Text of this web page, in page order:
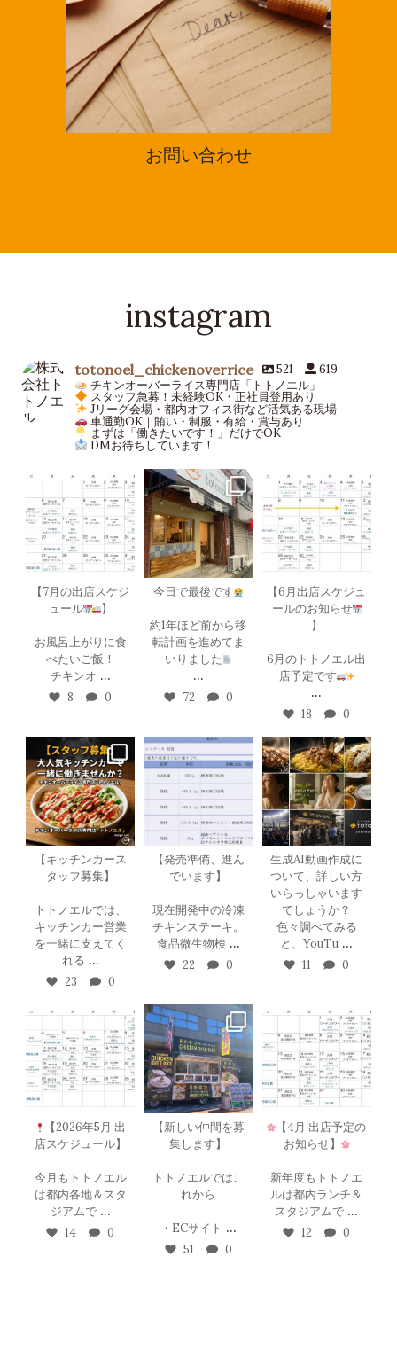
お問い合わせ
instagram
totonoel_chickenoverrice 521
619
チキンオーバーライス専門店「トトノエル」
スタッフ急募！未経験OK・正社員登用あり
Jリーグ会場・都内オフィス街など活気ある現場
車通勤OK｜賄い・制服・有給・賞与あり
まずは「働きたいです！」だけでOK
DMお待ちしています！
totonoel_chickeno
verrice
6月 25
【7月の出店スケジ
ュール
】
お風呂上がりに食
べたいご飯！
チキンオ ...
8 0
totonoel_chickeno
verrice
6月 7
今日で最後です
約1年ほど前から移
転計画を進めてま
いりました
...
72 0
totonoel_chickeno
verrice
5月 27
【6月出店スケジュ
ールのお知らせ
】
6月のトトノエル出
店予定です
...
18 0
totonoel_chickeno
verrice
5月 16
【キッチンカース
タッフ募集】
トトノエルでは、
キッチンカー営業
を一緒に支えてく
れる ...
23 0
totonoel_chickeno
verrice
5月 10
【発売準備、進ん
でいます】
現在開発中の冷凍
チキンステーキ。
食品微生物検 ...
22 0
totonoel_chickeno
verrice
5月 8
生成AI動画作成に
ついて、詳しい方
いらっしゃいます
でしょうか？
色々調べてみる
と、YouTu ...
11 0
totonoel_chickeno
verrice
【2026年5月 出
店スケジュール】
今月もトトノエル
は都内各地＆スタ
ジアムで ...
14 0
totonoel_chickeno
verrice
4月 15
【新しい仲間を募
集します】
トトノエルではこ
れから
・ECサイト ...
51 0
totonoel_chickeno
verrice
3月 29
【4月 出店予定の
お知らせ】
新年度もトトノエ
ルは都内ランチ＆
スタジアムで ...
12 0